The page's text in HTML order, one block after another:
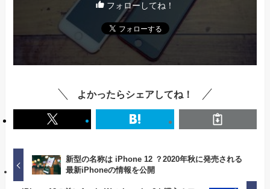
フォローしてね！
よかったらシェアしてね！
新型の名称は iPhone 12 ？2020年秋に発売される
最新iPhoneの情報を公開